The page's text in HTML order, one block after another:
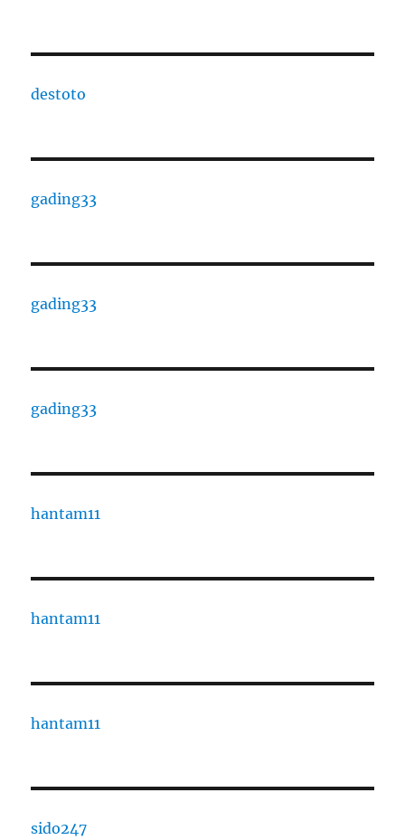
destoto
gading33
gading33
gading33
hantam11
hantam11
hantam11
sido247